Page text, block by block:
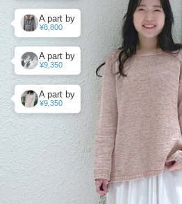
A part by
¥8,800
A part by
¥9,350
A part by
¥9,350